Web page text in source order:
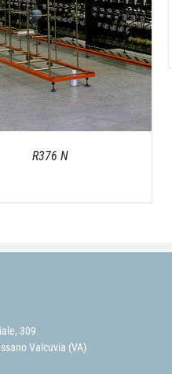
R376 N
309
Valcuvia (VA)